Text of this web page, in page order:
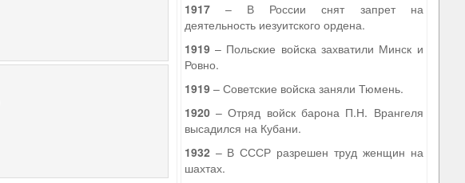
1917– В России снят запрет на
деятельность иезуитского ордена.
1919– Польские войска захватили Минск и
Ровно.
1919– Советские войска заняли Тюмень.
1920– Отряд войск барона П.Н. Врангеля
высадился на Кубани.
1932– В СССР разрешен труд женщин на
шахтах.